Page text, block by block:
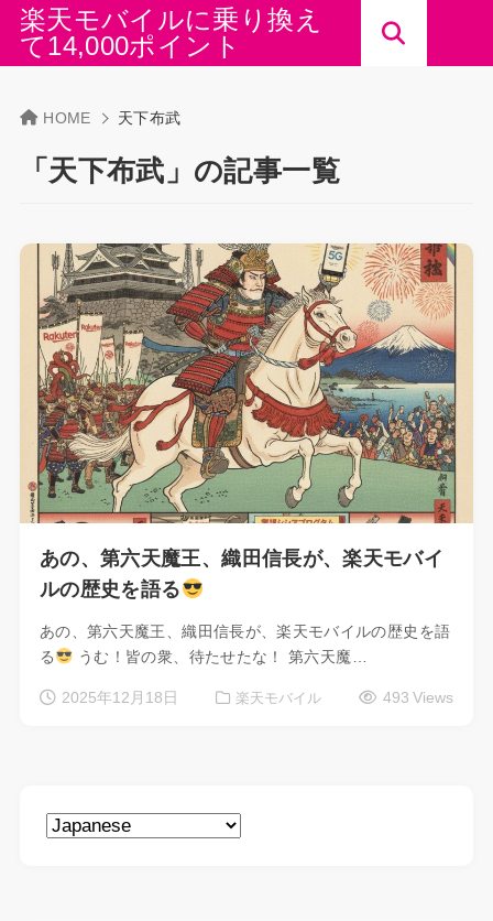
楽天モバイルに乗り換え
て14,000ポイント
HOME 天下布武
「天下布武」の記事一覧
あの、第六天魔王、織田信長が、楽天モバイ
ルの歴史を語る
あの、第六天魔王、織田信長が、楽天モバイルの歴史を語
る
うむ！皆の衆、待たせたな！ 第六天魔…
2025年12月18日 楽天モバイル 493 Views